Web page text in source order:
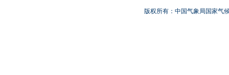
版权所有：中国气象局国家气